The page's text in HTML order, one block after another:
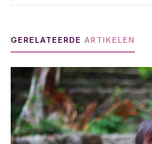
GERELATEERDE ARTIKELEN